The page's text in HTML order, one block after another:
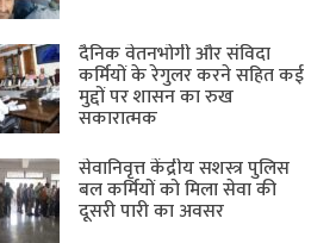
दैनिक वेतनभोगी और संविदा
कर्मियों के रेगुलर करने सहित कई
मुद्दों पर शासन का रुख
सकारात्मक
सेवानिवृत्त केंद्रीय सशस्त्र पुलिस
बल ​कर्मियों को मिला सेवा की
दूसरी पारी का अवसर